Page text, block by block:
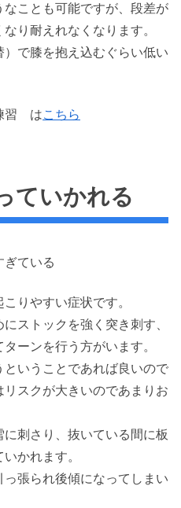
ことも可能ですが、段差が
り耐えれなくなります。
で膝を抱え込むぐらい低い
習 はこちら
ていかれる
ぎている
りやすい症状です。
ストックを強く突き刺す、
ーンを行う方がいます。
いうことであれば良いので
スクが大きいのであまりお
刺さり、抜いている間に板
かれます。
張られ後傾になってしまい